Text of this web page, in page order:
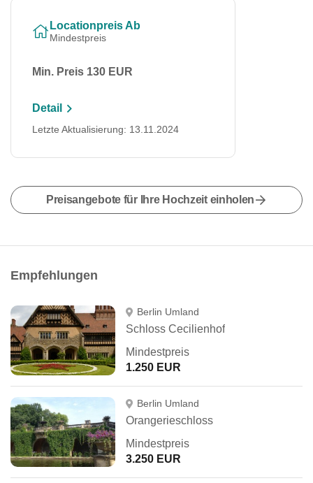
Locationpreis Ab
Mindestpreis
Min. Preis 130 EUR
Detail
Letzte Aktualisierung: 13.11.2024
Preisangebote für Ihre Hochzeit einholen
Empfehlungen
Berlin Umland
Schloss Cecilienhof
Mindestpreis
1.250 EUR
Berlin Umland
Orangerieschloss
Mindestpreis
3.250 EUR